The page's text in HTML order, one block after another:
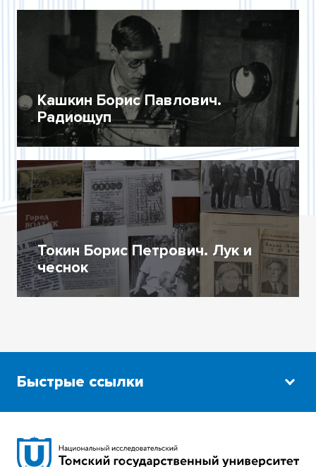
Кашкин Борис Павлович.
Радиощуп
Токин Борис Петрович. Лук и
чеснок
Быстрые ссылки
Сибирский ботанический сад